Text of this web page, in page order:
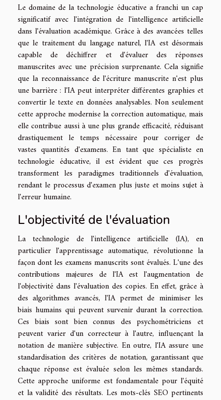
Le domaine de la technologie éducative a franchi un cap
significatif avec l'intégration de l'intelligence artificielle
dans l'évaluation académique. Grâce à des avancées telles
que le traitement du langage naturel, l'IA est désormais
capable de déchiffrer et d'évaluer des réponses
manuscrites avec une précision surprenante. Cela signifie
que la reconnaissance de l'écriture manuscrite n'est plus
une barrière : l'IA peut interpréter différentes graphies et
convertir le texte en données analysables. Non seulement
cette approche modernise la correction automatique, mais
elle contribue aussi à une plus grande efficacité, réduisant
drastiquement le temps nécessaire pour corriger de
vastes quantités d'examens. En tant que spécialiste en
technologie éducative, il est évident que ces progrès
transforment les paradigmes traditionnels d'évaluation,
rendant le processus d'examen plus juste et moins sujet à
l'erreur humaine.
L'objectivité de l'évaluation
La technologie de l'intelligence artificielle (IA), en
particulier l'apprentissage automatique, révolutionne la
façon dont les examens manuscrits sont évalués. L'une des
contributions majeures de l'IA est l'augmentation de
l'objectivité dans l'évaluation des copies. En effet, grâce à
des algorithmes avancés, l'IA permet de minimiser les
biais humains qui peuvent survenir durant la correction.
Ces biais sont bien connus des psychométriciens et
peuvent varier d'un correcteur à l'autre, influençant la
notation de manière subjective. En outre, l'IA assure une
standardisation des critères de notation, garantissant que
chaque réponse est évaluée selon les mêmes standards.
Cette approche uniforme est fondamentale pour l'équité
et la validité des résultats. Les mots-clés SEO pertinents